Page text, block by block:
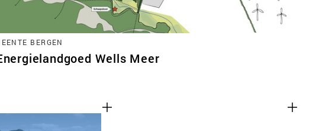
BERGEN
Wells Meer